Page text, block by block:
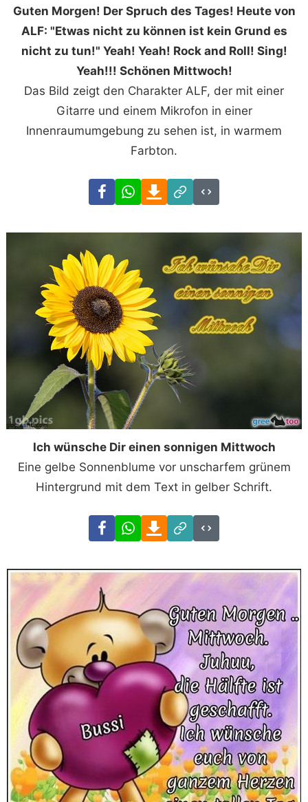
Guten Morgen! Der Spruch des Tages! Heute von
ALF: "Etwas nicht zu können ist kein Grund es
nicht zu tun!" Yeah! Yeah! Rock and Roll! Sing!
Yeah!!! Schönen Mittwoch!
Das Bild zeigt den Charakter ALF, der mit einer
Gitarre und einem Mikrofon in einer
Innenraumumgebung zu sehen ist, in warmem
Farbton.
FacebookWhatsAppDownload
Link
Code
Ich wünsche Dir einen sonnigen Mittwoch
Eine gelbe Sonnenblume vor unscharfem grünem
Hintergrund mit dem Text in gelber Schrift.
FacebookWhatsAppDownload
Link
Code